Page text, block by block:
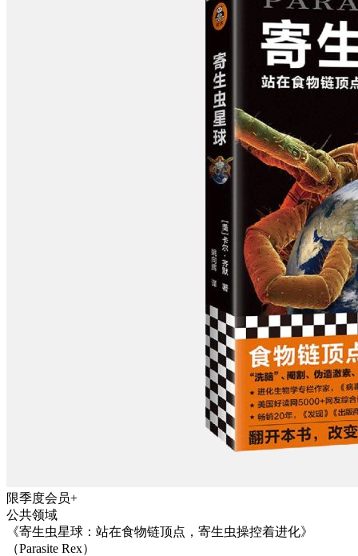
限季度会员+
公共领域
《寄生虫星球：站在食物链顶点，寄生虫操控着进化》
（Parasite Rex）